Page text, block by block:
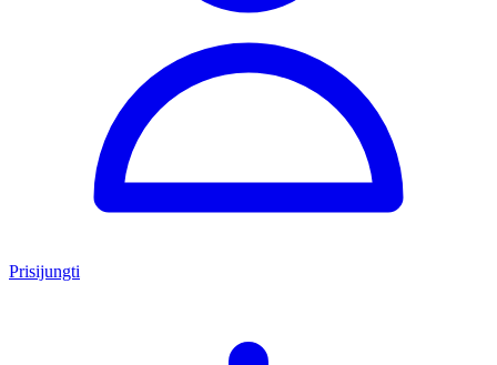
Prisijungti